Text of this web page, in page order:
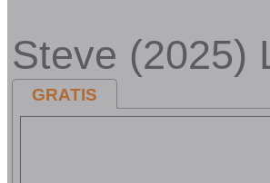
Steve (2025)
GRATIS